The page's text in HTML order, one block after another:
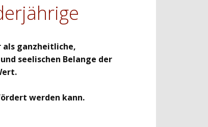
als ganzheitliche,
seelischen Belange der
werden kann.